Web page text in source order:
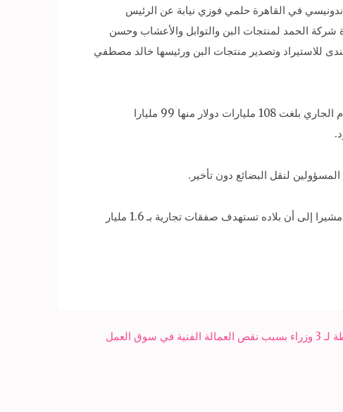
الإندونيسي في القاهرة حلمي فوزي نيابة عن الرئيس
الحمد لمنتجات البن والتوابل والأعشاب وحسن
للاستيراد وتصدير منتجات البن ورئيسها خالد مصطفي
وقال الرئيس الإندونيسي أثناء افتتاح المعرض إن حجم الصادرات الإندونيسية في الفترة من يناير وحتي أغسطس من العام الجاري بلغت 108 مليارات دولار منها 99 مليارا
لنقل البضائع دون تأخير.
وقال وزير التجارة الإندونيسي انجرا داستو،عن المعرض التجاري في العام الحالي لقد تجاوز المشاركين فيه نحو 3 آلاف، مشيرا إلى أن بلاده تستهدف صفقات تجارية بـ 1.6 مليار
العمل